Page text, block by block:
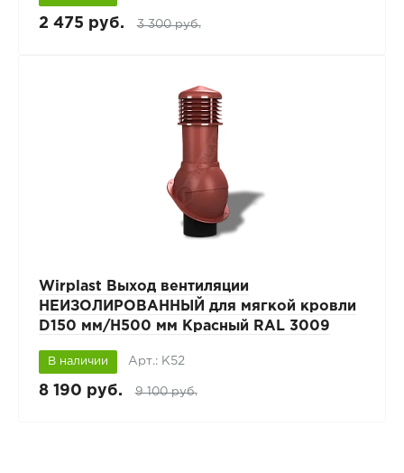
2 475 руб. 3 300 руб.
Wirplast Выход вентиляции
НЕИЗОЛИРОВАННЫЙ для мягкой кровли
D150 мм/H500 мм Красный RAL 3009
В наличии Арт.: К52
8 190 руб. 9 100 руб.